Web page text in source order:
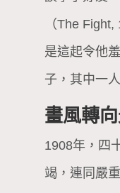
（The
是這起令他
子，其中一
畫風轉
1908年，四
竭，連同嚴